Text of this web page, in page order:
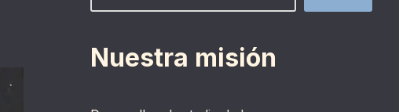
Nuestra misión